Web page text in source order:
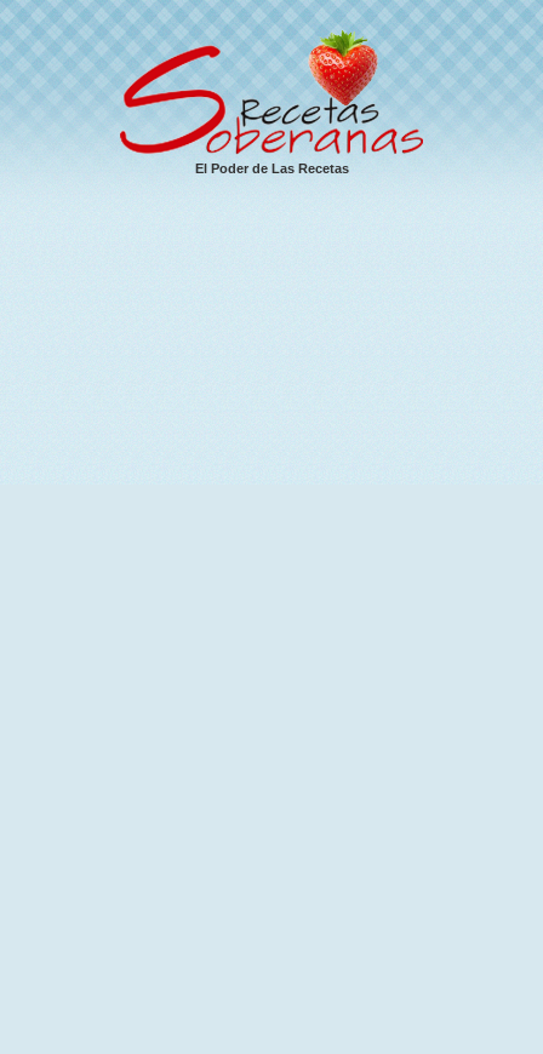
El Poder de Las Recetas